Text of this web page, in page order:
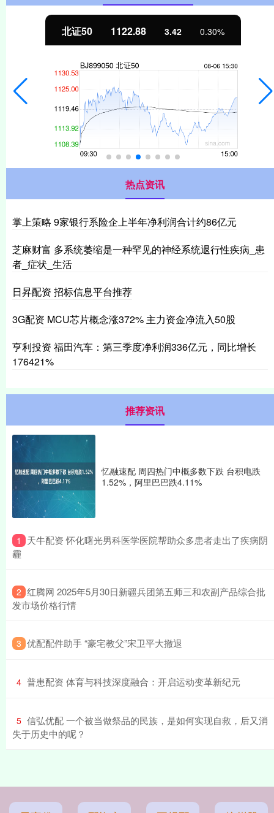
北证50 1122.88 3.42 0.30%
热点资讯
掌上策略 9家银行系险企上半年净利润合计约86亿元
芝麻财富 多系统萎缩是一种罕见的神经系统退行性疾病_患
者_症状_生活
日昇配资 招标信息平台推荐
3G配资 MCU芯片概念涨372% 主力资金净流入50股
亨利投资 福田汽车：第三季度净利润336亿元，同比增长
176421%
推荐资讯
忆融速配 周四热门中概多数下跌 台积电跌
1.52%，阿里巴巴跌4.11%
1
​天牛配资 怀化曙光男科医学医院帮助众多患者走出了疾病阴
霾
2 ​红腾网 2025年5月30日新疆兵团第五师三和农副产品综合批
发市场价格行情
3 ​优配配件助手 “豪宅教父”宋卫平大撤退
4 ​普患配资 体育与科技深度融合：开启运动变革新纪元
5 ​信弘优配 一个被当做祭品的民族，是如何实现自救，后又消
失于历史中的呢？